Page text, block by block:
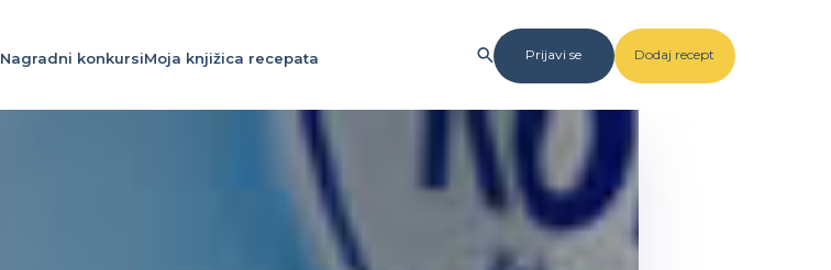
Nagradni konkursiMoja knjižica recepata Prijavi se Dodaj recept